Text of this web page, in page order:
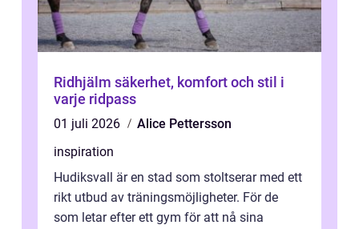
Ridhjälm säkerhet, komfort och stil i
varje ridpass
01 juli 2026
Alice Pettersson
inspiration
Hudiksvall är en stad som stoltserar med ett
rikt utbud av träningsmöjligheter. För de
som letar efter ett gym för att nå sina